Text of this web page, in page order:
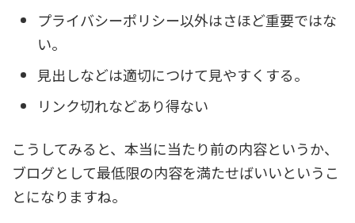
プライバシーポリシー以外はさほど重要ではな
い。
見出しなどは適切につけて見やすくする。
リンク切れなどあり得ない
こうしてみると、本当に当たり前の内容というか、
ブログとして最低限の内容を満たせばいいというこ
とになりますね。